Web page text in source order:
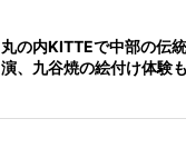
丸の内KITTEで中部の伝
演、九谷焼の絵付け体験も